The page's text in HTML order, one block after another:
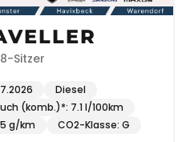
Sitzer
7.2026
Diesel
(komb.)*: 7.1 l/100km
g/km
CO2-Klasse: G